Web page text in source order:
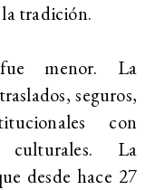
tradición.
menor. La
seguros,
con
culturales. La
desde hace 27